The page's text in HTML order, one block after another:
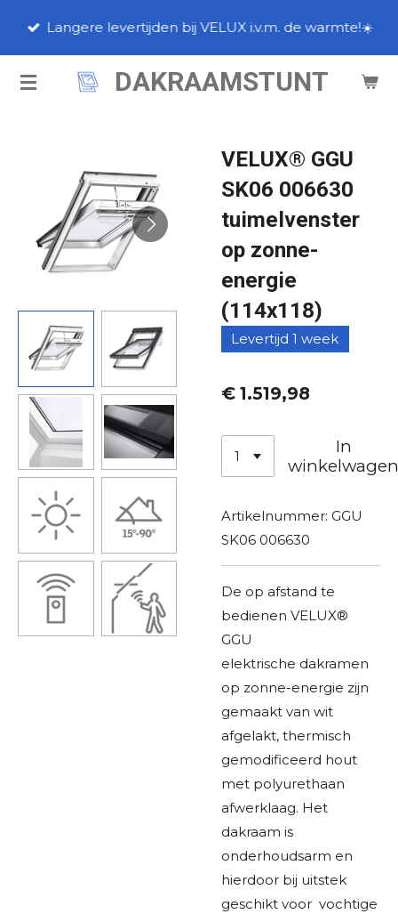
de
DAKRAAMSTUNT
Langere levertijden bij VELUX i.v.m. de warmte!☀️
VELUX® GGU
SK06 006630
tuimelvenster
op zonne-
energie
(114x118)
Levertijd 1 week
€ 1.519,98
In
Artikelnummer: GGU
SK06 006630
De op afstand te
bedienen VELUX®
GGU
elektrische dakramen
op zonne-energie zijn
gemaakt van wit
afgelakt, thermisch
gemodificeerd hout
met polyurethaan
afwerklaag. Het
dakraam is
onderhoudsarm en
hierdoor bij uitstek
geschikt voor vochtige